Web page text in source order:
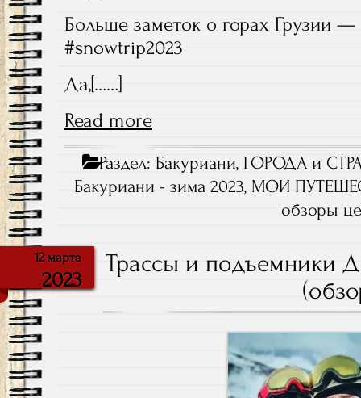
Больше заметок о горах Грузии
#snowtrip2023
Да,[……]
Read more
Раздел: Бакуриани, ГОРОДА и
Бакуриани - зима 2023, МОИ
обзоры
12 марта
2023
Трассы и подъемники